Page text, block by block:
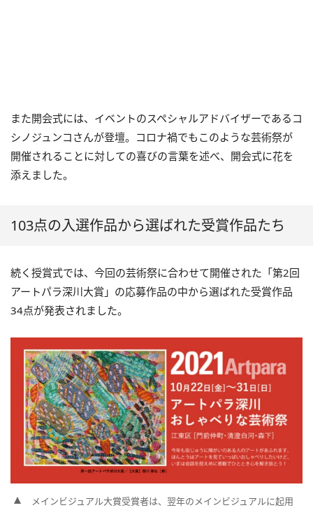
また開会式には、イベントのスペシャルアドバイザーであるコ
シノジュンコさんが登壇。コロナ禍でもこのような芸術祭が
開催されることに対しての喜びの言葉を述べ、開会式に花を
添えました。
103点の入選作品から選ばれた受賞作品たち
続く授賞式では、今回の芸術祭に合わせて開催された「第2回
アートパラ深川大賞」の応募作品の中から選ばれた受賞作品
34点が発表されました。
メインビジュアル大賞受賞者は、翌年のメインビジュアルに起用